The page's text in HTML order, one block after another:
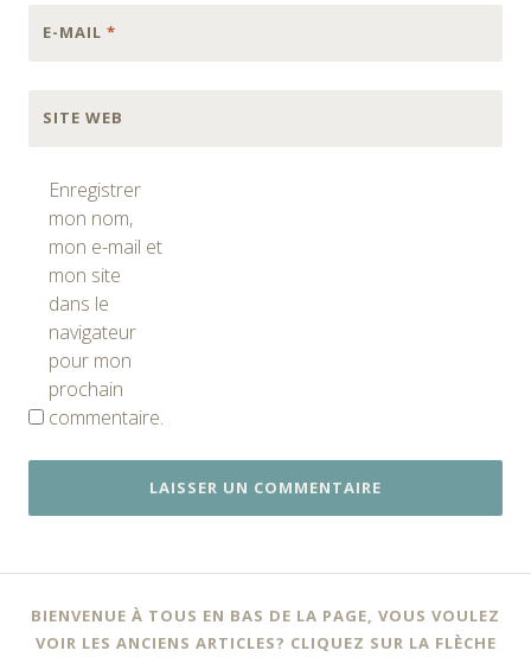
E-MAIL *
SITE WEB
Enregistrer
mon nom,
mon e-mail et
mon site
dans le
navigateur
pour mon
prochain
commentaire.
BIENVENUE À TOUS EN BAS DE LA PAGE, VOUS VOULEZ
VOIR LES ANCIENS ARTICLES? CLIQUEZ SUR LA FLÈCHE